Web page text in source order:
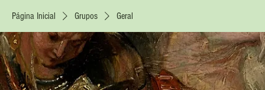
Página Inicial Grupos Geral